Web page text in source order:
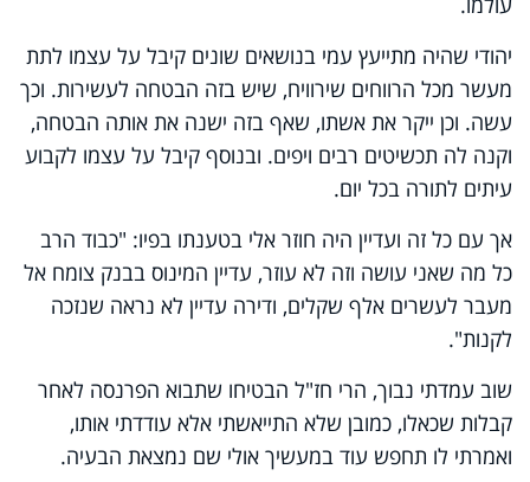
יהודי שהיה מתייעץ עמי בנושאים שונים קיבל על עצמו לתת
מעשר מכל הרווחים שירוויח, שיש בזה הבטחה לעשירות. וכך
עשה. וכן ייקר את אשתו, שאף בזה ישנה את אותה הבטחה,
וקנה לה תכשיטים רבים ויפים. ובנוסף קיבל על עצמו לקבוע
עיתים לתורה בכל יום.
אך עם כל זה ועדיין היה חוזר אלי בטענתו בפיו: "כבוד הרב
כל מה שאני עושה וזה לא עוזר, עדיין המינוס בבנק צומח אל
מעבר לעשרים אלף שקלים, ודירה עדיין לא נראה שנזכה
לקנות".
שוב עמדתי נבוך, הרי חז"ל הבטיחו שתבוא הפרנסה לאחר
קבלות שכאלו, כמובן שלא התייאשתי אלא עודדתי אותו,
ואמרתי לו תחפש עוד במעשיך אולי שם נמצאת הבעיה.